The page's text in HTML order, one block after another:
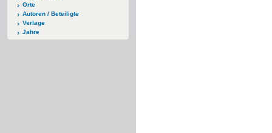
Orte
Autoren / Beteiligte
Verlage
Jahre